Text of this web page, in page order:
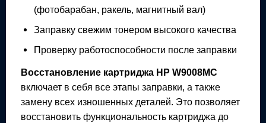
(фотобарабан, ракель, магнитный вал)
Заправку свежим тонером высокого качества
Проверку работоспособности после заправки
Восстановление картриджа HP W9008MC
включает в себя все этапы заправки, а также
замену всех изношенных деталей. Это позволяет
восстановить функциональность картриджа до